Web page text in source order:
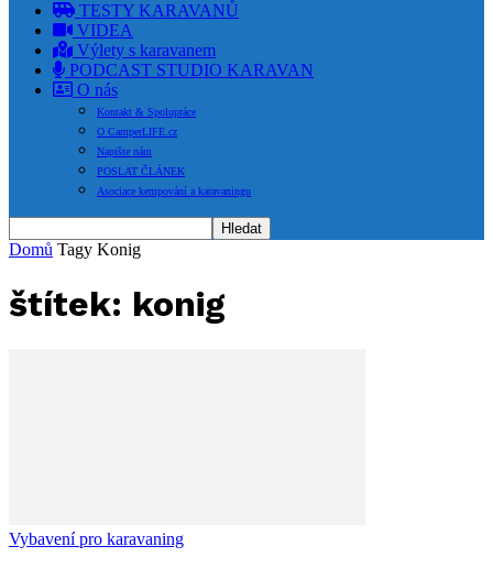
TESTY KARAVANŮ
VIDEA
Výlety s karavanem
PODCAST STUDIO KARAVAN
O nás
Kontakt & Spolupráce
O CamperLIFE.cz
Napište nám
POSLAT ČLÁNEK
Asociace kempování a karavaningu
Domů Tagy Konig
štítek: konig
Vybavení pro karavaning